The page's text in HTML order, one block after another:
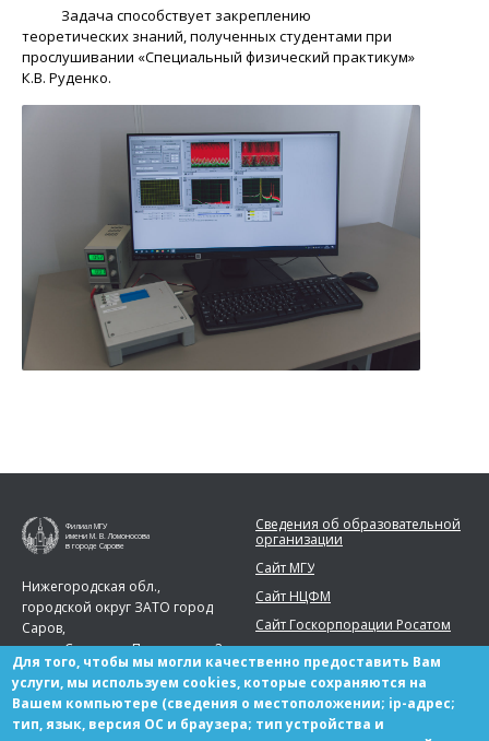
Задача способствует закреплению
теоретических знаний, полученных студентами при
прослушивании «Специальный физический практикум»
К.В. Руденко.
Филиал МГУ
имени М. В. Ломоносова
в городе Сарове
Нижегородская обл.,
городской округ ЗАТО город
Саров,
город Саров, ул. Парковая, д. 2
Телефон:+7 (83130) 99777
sarov.msu@yandex.ru
Сведения об образовательной
организации
Сайт МГУ
Сайт НЦФМ
Сайт Госкорпорации Росатом
Для того, чтобы мы могли качественно предоставить Вам
услуги, мы используем cookies, которые сохраняются на
Вашем компьютере (сведения о местоположении; ip-адрес;
тип, язык, версия ОС и браузера; тип устройства и